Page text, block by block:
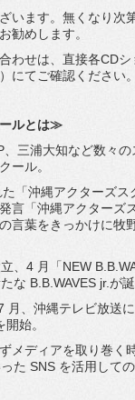
います。無くなり次
勧めします。
わせは、直接各CDシ
にてご確認ください。
ルとは≫
三浦大知など数々
ール。
「沖縄アクターズス
言「沖縄アクターズ
言葉をきっかけに牧
、4 月「NEW
な B.B.WAVES jr.が誕
月、沖縄テレビ放送
開始。
メディアを取り巻く
た SNS を活用して